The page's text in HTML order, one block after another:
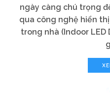
ngày càng chú trọng
qua công nghệ hiển
trong nhà (Indoor LED